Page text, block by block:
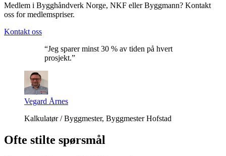
Medlem i Bygghåndverk Norge, NKF eller Byggmann? Kontakt
oss for medlemspriser.
Kontakt oss
“Jeg sparer minst 30 % av tiden på hvert
prosjekt.”
Vegard Årnes
Kalkulatør / Byggmester, Byggmester Hofstad
Ofte stilte spørsmål